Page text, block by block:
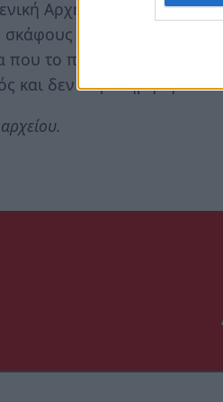
Αρχή, που διενεργεί
μέχρι προσκόμισης
το παρακολουθεί, ενώ
και δεν παρατηρήθηκε